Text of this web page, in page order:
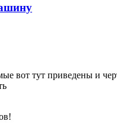
вот тут приведены и